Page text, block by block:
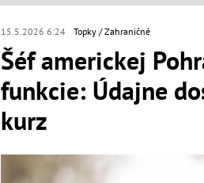
15.5.2026 6:24 Topky Zahraničné
Šéf americkej
funkcie: Údajne
kurz